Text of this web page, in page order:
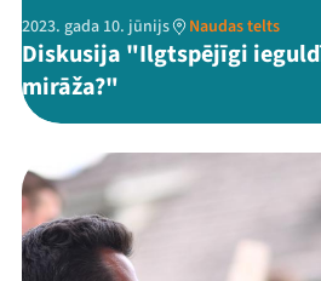
Ziedo
Veikals
Kontakti
2023. gada 10. jūnijs Naudas telts
Diskusija "Ilgtspējīgi
mirāža?"